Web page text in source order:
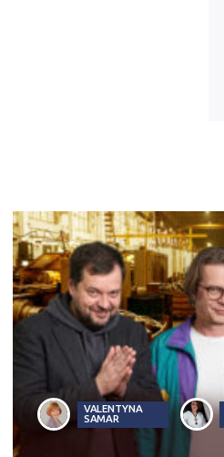
VALENTYNA
SAMAR